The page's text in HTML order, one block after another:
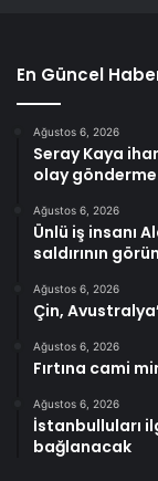
En Güncel
Ağustos 6, 2026
Seray Kaya
olay
Ağustos 6, 2026
Ünlü iş insanı
saldırının
Ağustos 6, 2026
Çin,
Ağustos 6, 2026
Fırtına cami
Ağustos 6, 2026
İstanbulluları
bağlanacak